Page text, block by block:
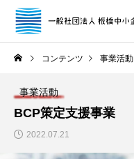
コンテンツ 事業活動
事業活動
BCP策定支援事業
2022.07.21